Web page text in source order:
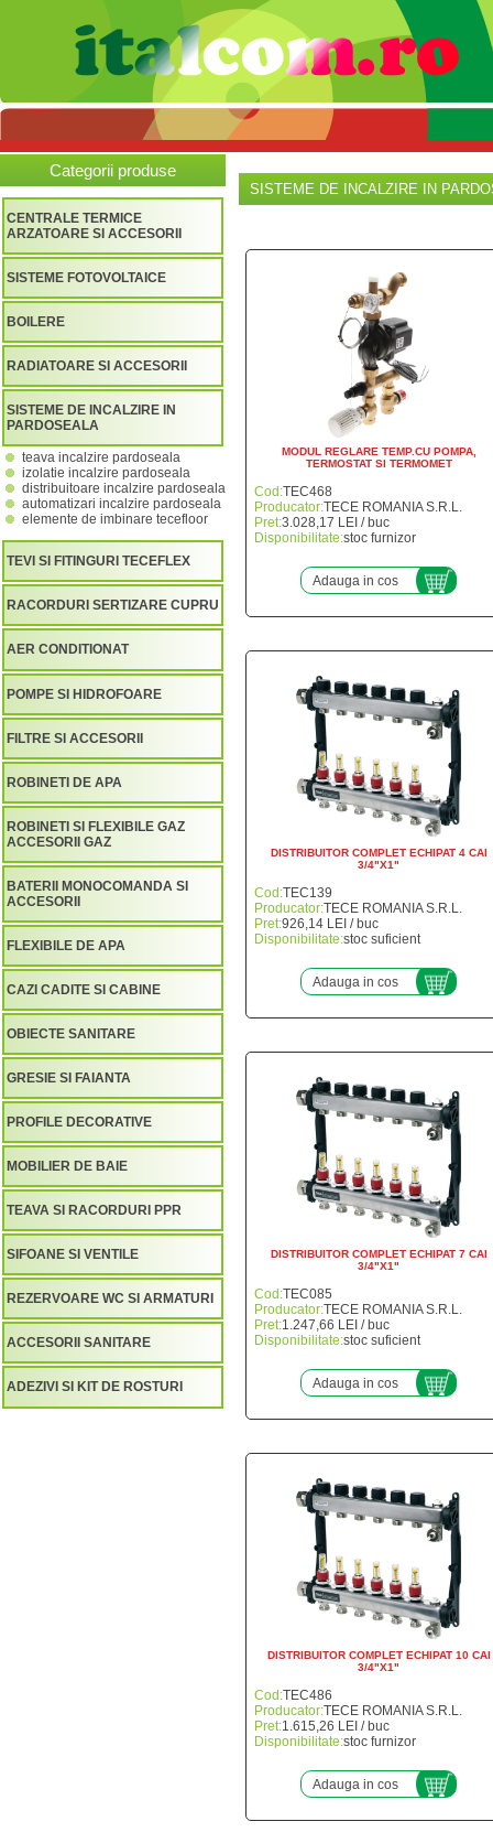
Categorii produse
CENTRALE TERMICE
ARZATOARE SI ACCESORII
SISTEME FOTOVOLTAICE
BOILERE
RADIATOARE SI ACCESORII
SISTEME DE INCALZIRE IN
PARDOSEALA
teava incalzire pardoseala
izolatie incalzire pardoseala
distribuitoare incalzire pardoseala
automatizari incalzire pardoseala
elemente de imbinare tecefloor
TEVI SI FITINGURI TECEFLEX
RACORDURI SERTIZARE CUPRU
AER CONDITIONAT
POMPE SI HIDROFOARE
FILTRE SI ACCESORII
ROBINETI DE APA
ROBINETI SI FLEXIBILE GAZ
ACCESORII GAZ
BATERII MONOCOMANDA SI
ACCESORII
FLEXIBILE DE APA
CAZI CADITE SI CABINE
OBIECTE SANITARE
GRESIE SI FAIANTA
PROFILE DECORATIVE
MOBILIER DE BAIE
TEAVA SI RACORDURI PPR
SIFOANE SI VENTILE
REZERVOARE WC SI ARMATURI
ACCESORII SANITARE
ADEZIVI SI KIT DE ROSTURI
SISTEME DE INCALZIRE IN
MODUL REGLARE TEMP.CU POMPA,
TERMOSTAT SI TERMOMET
Cod:TEC468
Producator:TECE ROMANIA S.R.L.
Pret:3.028,17 LEI / buc
Disponibilitate:stoc furnizor
Adauga in cos
DISTRIBUITOR COMPLET ECHIPAT 4 CAI
3/4"X1"
Cod:TEC139
Producator:TECE ROMANIA S.R.L.
Pret:926,14 LEI / buc
Disponibilitate:stoc suficient
Adauga in cos
DISTRIBUITOR COMPLET ECHIPAT 7 CAI
3/4"X1"
Cod:TEC085
Producator:TECE ROMANIA S.R.L.
Pret:1.247,66 LEI / buc
Disponibilitate:stoc suficient
Adauga in cos
DISTRIBUITOR COMPLET ECHIPAT 10 CAI
3/4"X1"
Cod:TEC486
Producator:TECE ROMANIA S.R.L.
Pret:1.615,26 LEI / buc
Disponibilitate:stoc furnizor
Adauga in cos